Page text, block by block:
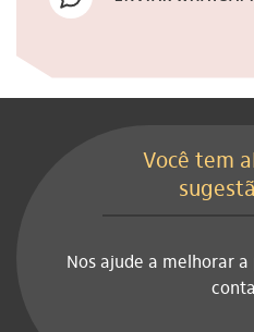
Você tem
Nos ajude a melhorar